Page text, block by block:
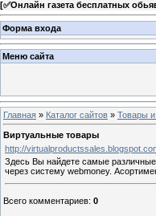
[✅Онлайн газета бесплатных
Форма входа
Меню сайта
Главная » Каталог сайтов » Товары и
Виртуальные товары
http://
Здесь Вы найдете самые различные
через систему webmoney.
Всего комментариев: 0